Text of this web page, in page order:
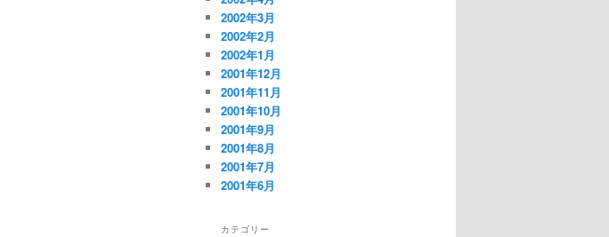
2002年3月
2002年2月
2002年1月
2001年12月
2001年11月
2001年10月
2001年9月
2001年8月
2001年7月
2001年6月
カテゴリー